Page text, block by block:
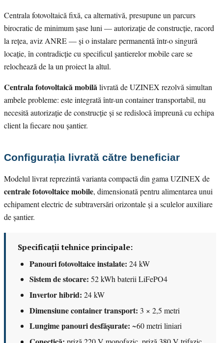
Centrala fotovoltaică fixă, ca alternativă, presupune un parcurs
birocratic de minimum șase luni — autorizație de construcție, racord
la rețea, aviz ANRE — și o instalare permanentă într-o singură
locație, în contradicție cu specificul șantierelor mobile care se
relochează de la un proiect la altul.
Centrala fotovoltaică mobilălivrată de UZINEX rezolvă simultan
ambele probleme: este integrată într-un container transportabil, nu
necesită autorizație de construcție și se redislocă împreună cu echipa
client la fiecare nou șantier.
Configurația livrată către beneficiar
Modelul livrat reprezintă varianta compactă din gama UZINEX de
centrale fotovoltaice mobile, dimensionată pentru alimentarea unui
echipament electric de subtraversări orizontale și a sculelor auxiliare
de șantier.
Specificații tehnice principale:
Panouri fotovoltaice instalate: 24 kW
Sistem de stocare: 52 kWh baterii LiFePO4
Invertor hibrid: 24 kW
Dimensiune container transport: 3 × 2,5 metri
Lungime panouri desfășurate: ~60 metri liniari